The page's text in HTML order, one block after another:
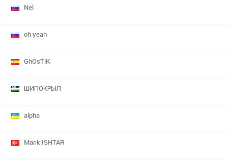
Nel
oh yeah
GhOsTiK
ШИПОКРЫЛ
alpha
Marık ISHTAR